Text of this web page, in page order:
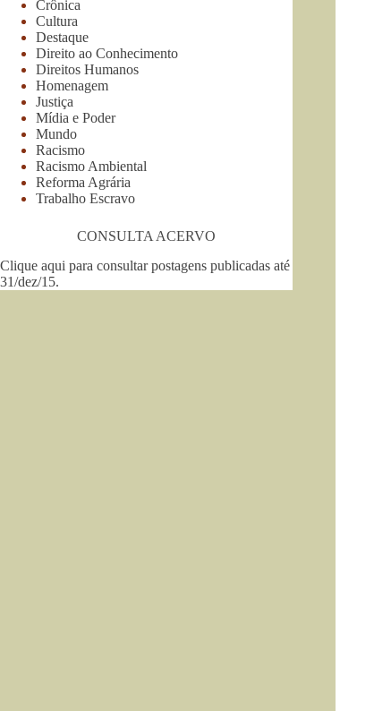
Crônica
Cultura
Destaque
Direito ao Conhecimento
Direitos Humanos
Homenagem
Justiça
Mídia e Poder
Mundo
Racismo
Racismo Ambiental
Reforma Agrária
Trabalho Escravo
CONSULTA ACERVO
Clique aqui para consultar postagens publicadas até
31/dez/15.